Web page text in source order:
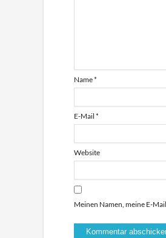
Name*
E-Mail *
Website
Meinen Namen, meine E-